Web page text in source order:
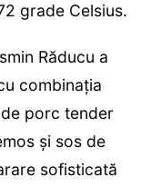
grade Celsius.
Răducu a
combinația
porc tender
și sos de
sofisticată